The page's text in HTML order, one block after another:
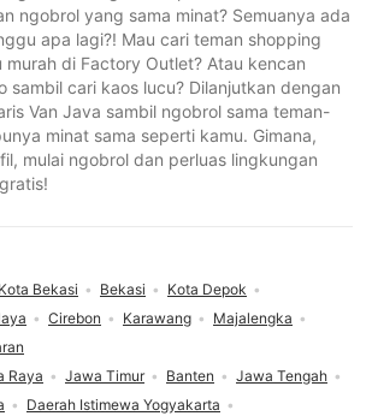
ngobrol yang sama minat? Semuanya ada
apa lagi?! Mau cari teman shopping
di Factory Outlet? Atau kencan
sambil cari kaos lucu? Dilanjutkan dengan
Van Java sambil ngobrol sama teman-
minat sama seperti kamu. Gimana,
mulai ngobrol dan perluas lingkungan
Raya Jawa Timur Banten
Jawa Tengah
Daerah Istimewa Yogyakarta
Kota Bekasi Bekasi
Kota Depok
Cirebon Karawang
Majalengka